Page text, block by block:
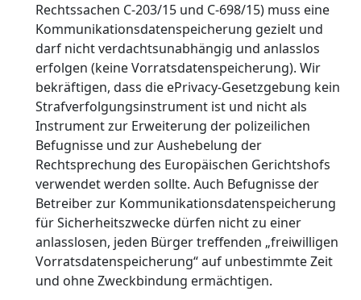
Rechtssachen C-203/15 und C-698/15) muss eine
Kommunikationsdatenspeicherung gezielt und
darf nicht verdachtsunabhängig und anlasslos
erfolgen (keine Vorratsdatenspeicherung). Wir
bekräftigen, dass die ePrivacy-Gesetzgebung kein
Strafverfolgungsinstrument ist und nicht als
Instrument zur Erweiterung der polizeilichen
Befugnisse und zur Aushebelung der
Rechtsprechung des Europäischen Gerichtshofs
verwendet werden sollte. Auch Befugnisse der
Betreiber zur Kommunikationsdatenspeicherung
für Sicherheitszwecke dürfen nicht zu einer
anlasslosen, jeden Bürger treffenden „freiwilligen
Vorratsdatenspeicherung“ auf unbestimmte Zeit
und ohne Zweckbindung ermächtigen.